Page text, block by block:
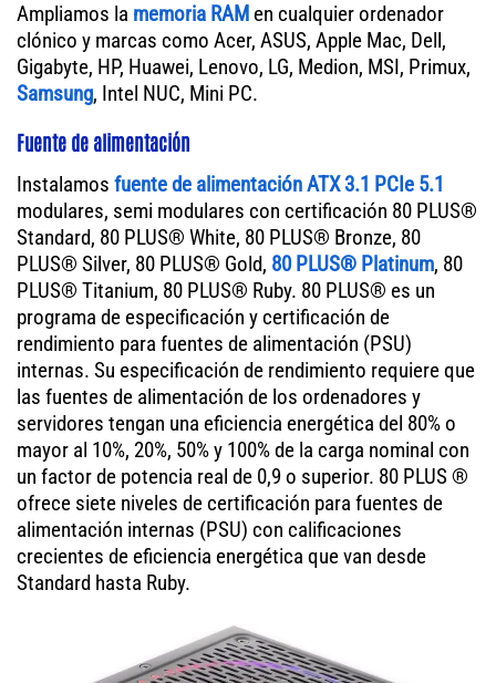
Ampliamos la memoria RAM en cualquier ordenador
clónico y marcas como Acer, ASUS, Apple Mac, Dell,
Gigabyte, HP, Huawei, Lenovo, LG, Medion, MSI, Primux,
Samsung, Intel NUC, Mini PC.
Fuente de alimentación
Instalamos fuente de alimentación ATX 3.1 PCIe 5.1
modulares, semi modulares con certificación 80 PLUS®
Standard, 80 PLUS® White, 80 PLUS® Bronze, 80
PLUS® Silver, 80 PLUS® Gold, 80 PLUS® Platinum, 80
PLUS® Titanium, 80 PLUS® Ruby. 80 PLUS® es un
programa de especificación y certificación de
rendimiento para fuentes de alimentación (PSU)
internas. Su especificación de rendimiento requiere que
las fuentes de alimentación de los ordenadores y
servidores tengan una eficiencia energética del 80% o
mayor al 10%, 20%, 50% y 100% de la carga nominal con
un factor de potencia real de 0,9 o superior. 80 PLUS ®
ofrece siete niveles de certificación para fuentes de
alimentación internas (PSU) con calificaciones
crecientes de eficiencia energética que van desde
Standard hasta Ruby.